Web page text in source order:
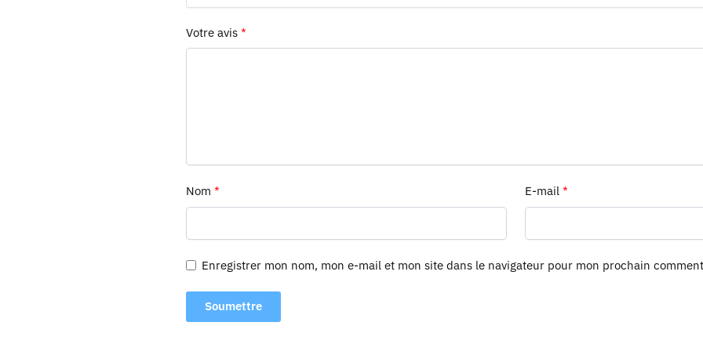
Votre avis *
Nom * E-mail*
Enregistrer mon nom, mon e-mail et mon site dans le navigateur pour mon prochain